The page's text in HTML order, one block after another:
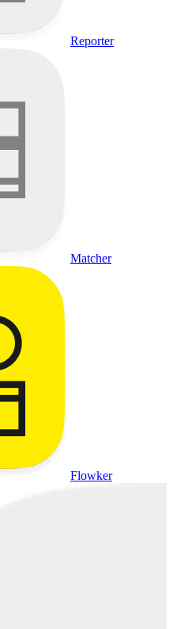
Reporter
Matcher
Flowker